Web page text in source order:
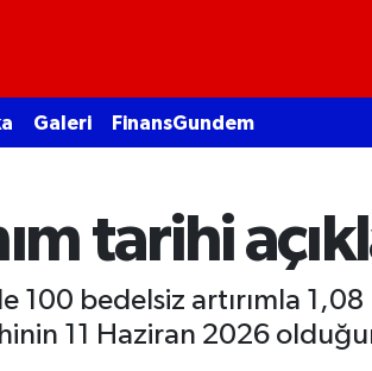
Galeri FinansGundem
tarihi
100 bedelsiz artırımla
11 Haziran 2026